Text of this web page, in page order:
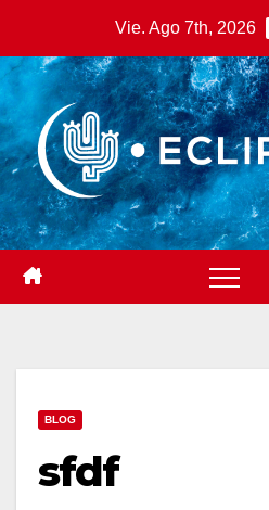
contenido
Vie. Ago 7th, 2026
BLOG
sfdf